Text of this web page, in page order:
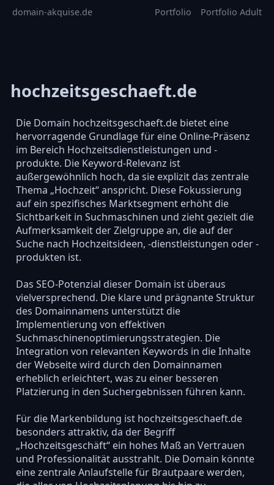
domain-akquise.de Portfolio Portfolio Adult
hochzeitsgeschaeft.de
Die Domain hochzeitsgeschaeft.de bietet eine
hervorragende Grundlage für eine Online-Präsenz
im Bereich Hochzeitsdienstleistungen und -
produkte. Die Keyword-Relevanz ist
außergewöhnlich hoch, da sie explizit das zentrale
Thema „Hochzeit“ anspricht. Diese Fokussierung
auf ein spezifisches Marktsegment erhöht die
Sichtbarkeit in Suchmaschinen und zieht gezielt die
Aufmerksamkeit der Zielgruppe an, die auf der
Suche nach Hochzeitsideen, -dienstleistungen oder -
produkten ist.
Das SEO-Potenzial dieser Domain ist überaus
vielversprechend. Die klare und prägnante Struktur
des Domainnamens unterstützt die
Implementierung von effektiven
Suchmaschinenoptimierungsstrategien. Die
Integration von relevanten Keywords in die Inhalte
der Webseite wird durch den Domainnamen
erheblich erleichtert, was zu einer besseren
Platzierung in den Suchergebnissen führen kann.
Für die Markenbildung ist hochzeitsgeschaeft.de
besonders attraktiv, da der Begriff
„Hochzeitsgeschäft“ ein hohes Maß an Vertrauen
und Professionalität ausstrahlt. Die Domain könnte
eine zentrale Anlaufstelle für Brautpaare werden,